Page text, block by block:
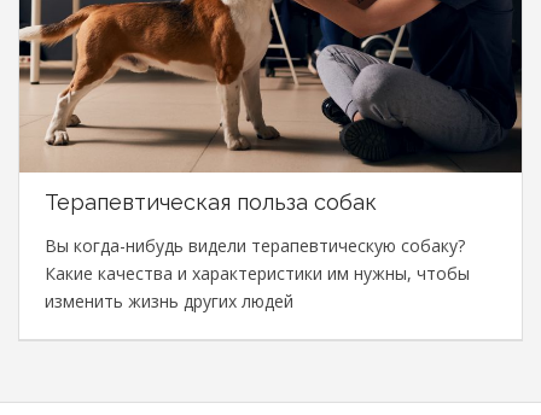
Терапевтическая польза собак
Вы когда-нибудь видели терапевтическую собаку?
Какие качества и характеристики им нужны, чтобы
изменить жизнь других людей